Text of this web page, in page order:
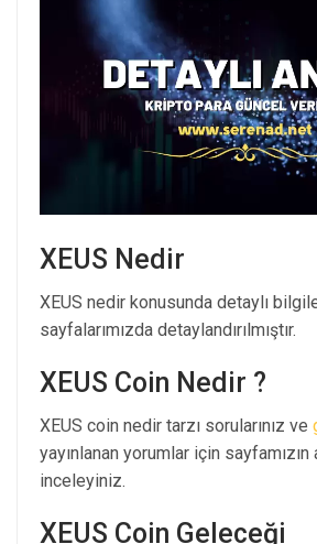
XEUS Nedir
XEUS nedir konusunda detaylı
sayfalarımızda detaylandırılmıştır.
XEUS Coin Nedir ?
XEUS coin nedir tarzı sorularınız ve
yayınlanan yorumlar için sayfamızın
inceleyiniz.
XEUS Coin Geleceği